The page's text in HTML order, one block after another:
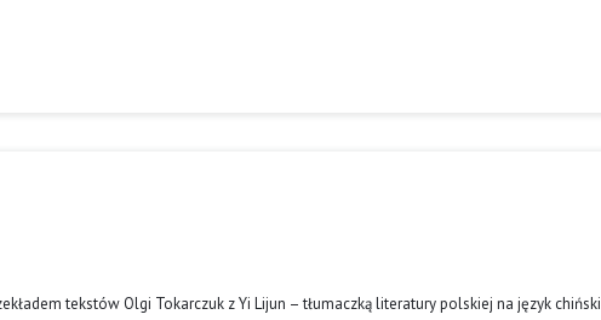
tekstów Olgi Tokarczuk z Yi Lijun – tłumaczką literatury polskiej na język chiński